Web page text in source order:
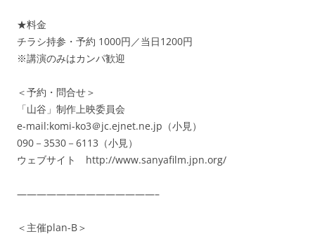
★料金
チラシ持参・予約 1000円／当日1200円
※講演のみはカンパ歓迎
＜予約・問合せ＞
「山谷」制作上映委員会
e-mail:komi-ko3＠jc.ejnet.ne.jp（小見）
090－3530－6113（小見）
ウェブサイト http://www.sanyafilm.jpn.org/
——————————————–
＜主催plan-B＞